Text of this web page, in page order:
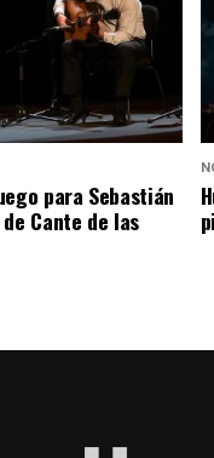
para Sebastián
Cante de las